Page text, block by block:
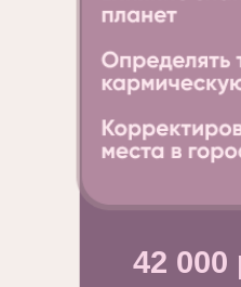
42 000